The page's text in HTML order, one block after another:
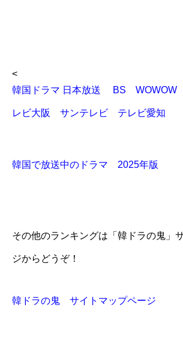
<
韓国ドラマ 日本放送 BS
レビ大阪 サンテレビ テレビ愛知
韓国で放送中のドラマ 2025年版
その他のランキングは「韓ドラの鬼」
ジからどうぞ！
韓ドラの鬼 サイトマップページ